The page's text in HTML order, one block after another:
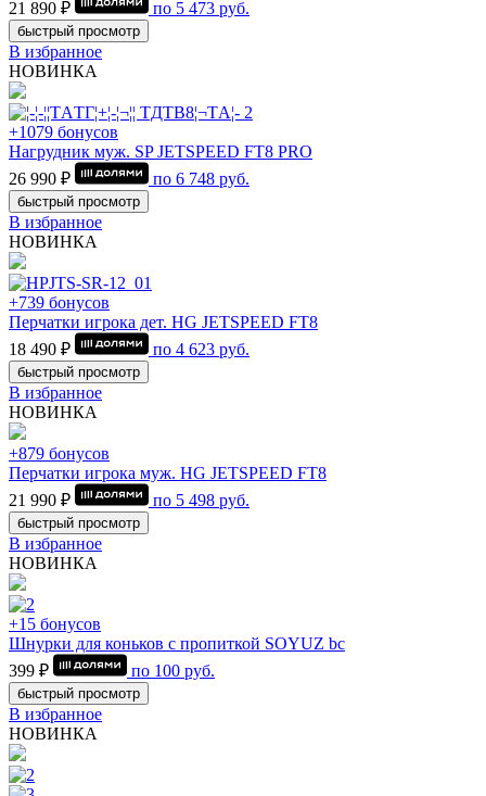
21 890 ₽ по 5 473 руб.
быстрый просмотр
В избранное
НОВИНКА
+1079 бонусов
Нагрудник муж. SP JETSPEED FT8 PRO
26 990 ₽
по 6 748 руб.
быстрый просмотр
В избранное
НОВИНКА
+739 бонусов
Перчатки игрока дет. HG JETSPEED FT8
18 490 ₽
по 4 623 руб.
быстрый просмотр
В избранное
НОВИНКА
+879 бонусов
Перчатки игрока муж. HG JETSPEED FT8
21 990 ₽
по 5 498 руб.
быстрый просмотр
В избранное
НОВИНКА
+15 бонусов
Шнурки для коньков с пропиткой SOYUZ bc
399 ₽
по 100 руб.
быстрый просмотр
В избранное
НОВИНКА